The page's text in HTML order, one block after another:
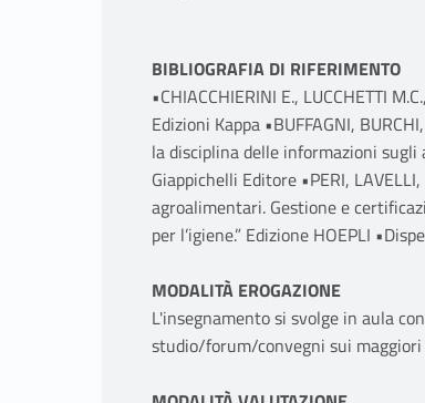
BIBLIOGRAFIA DI RIFERIMENTO
•CHIACCHIERINI E., LUCCHETTI
Edizioni Kappa •BUFFAGNI,
la disciplina delle informazioni
Giappichelli Editore •PERI,
agroalimentari. Gestione e
per l’igiene.” Edizione HOEPLI
MODALITÀ EROGAZIONE
L'insegnamento si svolge in aula
studio/forum/convegni sui maggiori